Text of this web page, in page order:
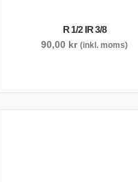
R 1/2 IR 3/8
90,00 kr (inkl. moms)